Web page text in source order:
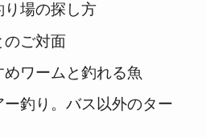
り場の探し方
のご対面
ワームと釣れる魚
ー釣り。バス以外のター